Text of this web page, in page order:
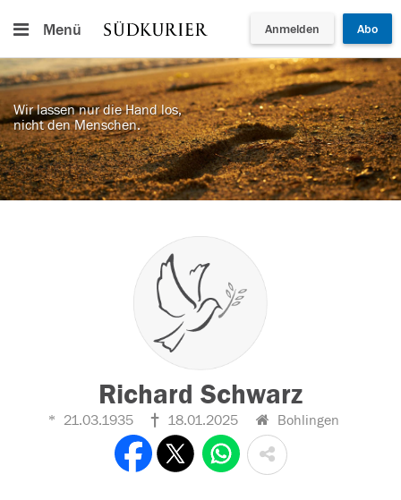
Menü Anmelden Abo
Wir lassen nur die Hand los,
nicht den Menschen.
Richard Schwarz
21.03.1935 18.01.2025 Bohlingen